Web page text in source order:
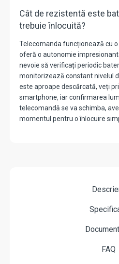
Cât de rezistentă este
trebuie înlocuită?
Telecomanda funcționează cu
oferă o autonomie
nevoie să verificați periodic
monitorizează constant nivelul
este aproape descărcată, veți
smartphone, iar confirmarea
telecomandă se va schimba,
momentul pentru o înlocuire
FAQ